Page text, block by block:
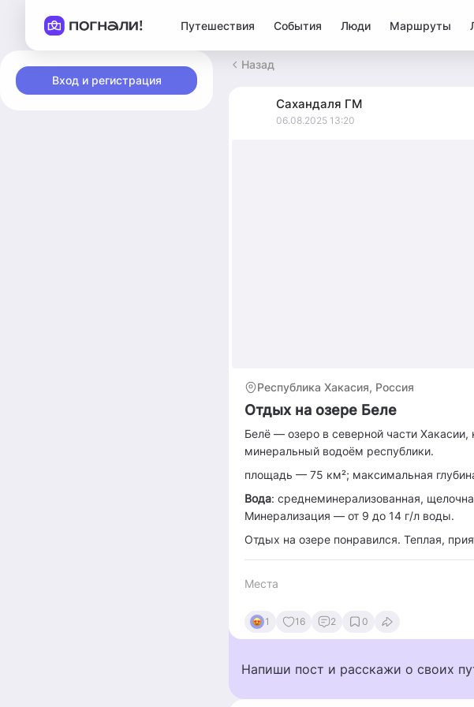
Путешествия События Люди Маршруты
Вход и регистрация
Назад
Сахандаля ГМ
06.08.2025 13:20
Республика Хакасия, Россия
Отдых на озере Беле
Белё — озеро в северной части
минеральный водоём республики.
площадь — 75 км²; максимальная
Вода: среднеминерализованная,
Минерализация — от 9 до 14 г/л воды.
Отдых на озере понравился. Теплая,
Места
1 16 2 0
Напиши пост и расскажи о своих